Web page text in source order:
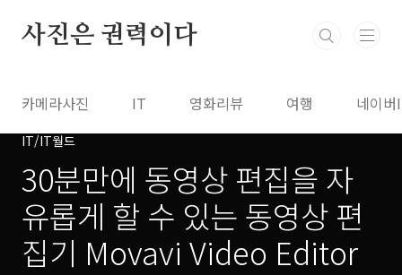
사진은 권력이다
카메라사진 IT 영화리뷰 여행 네이
IT/IT월드
30분만에 동영상 편집을 자
유롭게 할 수 있는 동영상 편
집기 Movavi Video Editor